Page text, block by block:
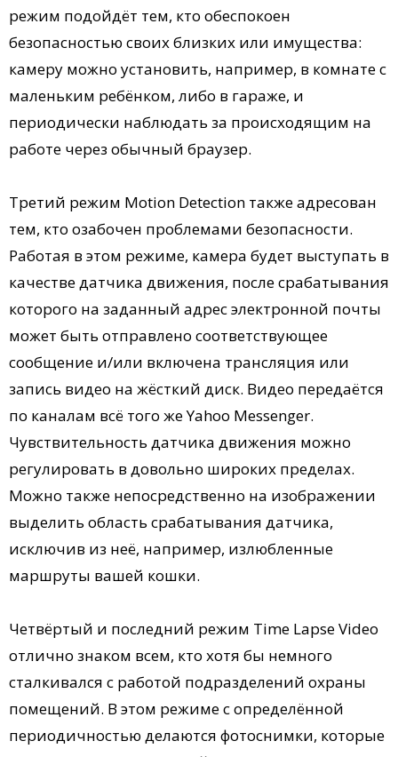
режим подойдёт тем, кто обеспокоен
безопасностью своих близких или имущества:
камеру можно установить, например, в комнате с
маленьким ребёнком, либо в гараже, и
периодически наблюдать за происходящим на
работе через обычный браузер.
Третий режим Motion Detection также адресован
тем, кто озабочен проблемами безопасности.
Работая в этом режиме, камера будет выступать в
качестве датчика движения, после срабатывания
которого на заданный адрес электронной почты
может быть отправлено соответствующее
сообщение и/или включена трансляция или
запись видео на жёсткий диск. Видео передаётся
по каналам всё того же Yahoo Messenger.
Чувствительность датчика движения можно
регулировать в довольно широких пределах.
Можно также непосредственно на изображении
выделить область срабатывания датчика,
исключив из неё, например, излюбленные
маршруты вашей кошки.
Четвёртый и последний режим Time Lapse Video
отлично знаком всем, кто хотя бы немного
сталкивался с работой подразделений охраны
помещений. В этом режиме с определённой
периодичностью делаются фотоснимки, которые